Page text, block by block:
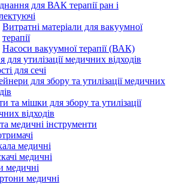
для ВАК терапії ран і
Витратні матеріали для вакуумної
терапії
Насоси вакуумної терапії (ВАК)
утилізації медичних відходів
для сечі
для збору та утилізації медичних
та мішки для збору та утилізації
відходів
медичні інструменти
медичні
медичні
медичні
медичні